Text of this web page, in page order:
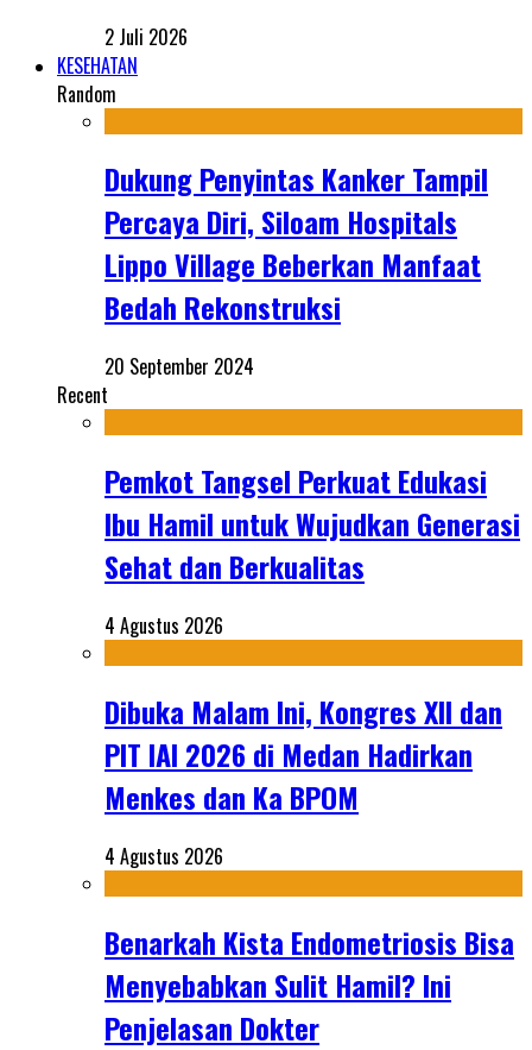
2 Juli 2026
KESEHATAN
Random
Dukung Penyintas Kanker Tampil
Percaya Diri, Siloam Hospitals
Lippo Village Beberkan Manfaat
Bedah Rekonstruksi
20 September 2024
Recent
Pemkot Tangsel Perkuat Edukasi
Ibu Hamil untuk Wujudkan Generasi
Sehat dan Berkualitas
4 Agustus 2026
Dibuka Malam Ini, Kongres XII dan
PIT IAI 2026 di Medan Hadirkan
Menkes dan Ka BPOM
4 Agustus 2026
Benarkah Kista Endometriosis Bisa
Menyebabkan Sulit Hamil? Ini
Penjelasan Dokter